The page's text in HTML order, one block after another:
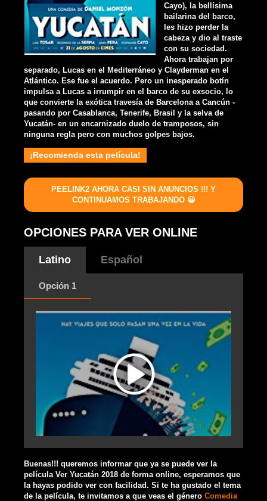
Cayo), la bellísima
bailarina del barco,
les hizo perder la
cabeza y dio al traste
con su sociedad.
Ahora trabajan por
separado, Lucas en el Mediterráneo y Clayderman en el
Atlántico. Ese fue el acuerdo. Pero un inesperado botín
impulsa a Lucas a irrumpir en el barco de su exsocio, lo
que convierte la exótica travesía de Barcelona a Cancún -
pasando por Casablanca, Tenerife, Brasil y la selva de
Yucatán- en un encarnizado duelo de tramposos, sin
ninguna regla pero con muchos golpes bajos.
¡Recomienda esta película!
PEELINK2 AHORA CASI SIN ANUNCIOS !!! Y
CONTINUAMOS TRABAJANDO 😀
OPCIONES PARA VER ONLINE
Latino Español
Opción 1
Buenas!!! queremos informar que ya se puede ver la
película Ver Yucatán 2018 de forma online, esperamos que
la hayas podido ver con facilidad. Si te ha gustado el tema
de la película, te invitamos a que veas el género Comedia